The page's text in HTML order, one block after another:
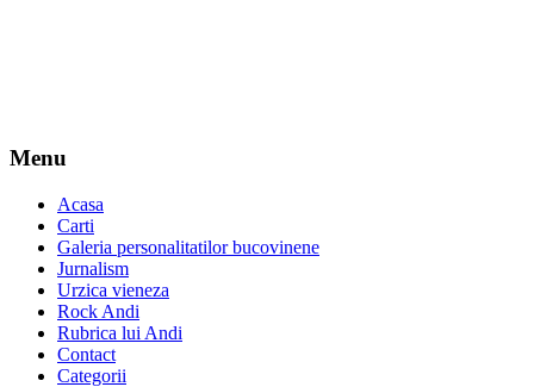
Menu
Acasa
Carti
Galeria personalitatilor bucovinene
Jurnalism
Urzica vieneza
Rock Andi
Rubrica lui Andi
Contact
Categorii